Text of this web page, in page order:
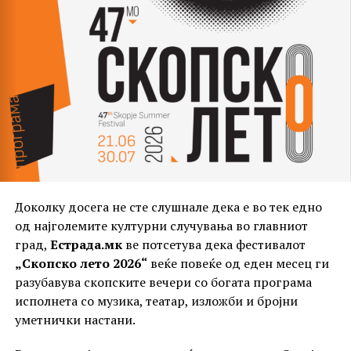
Доколку досега не сте слушнале дека е во тек едно
од најголемите културни случувања во главниот
град, Естрада.мкве потсетува дека фестивалот
„Скопско лето 2026“веќе повеќе од еден месец ги
разубавува скопските вечери со богата програма
исполнета со музика, театар, изложби и бројни
уметнички настани.